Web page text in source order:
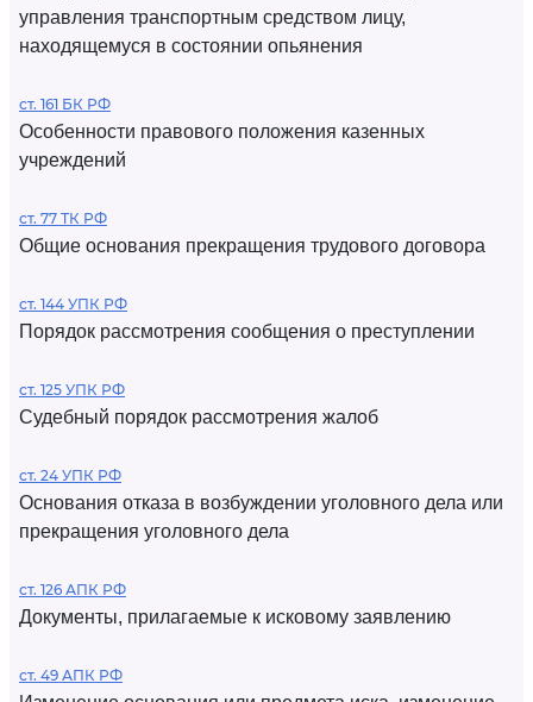
управления транспортным средством лицу,
находящемуся в состоянии опьянения
ст. 161 БК РФ
Особенности правового положения казенных
учреждений
ст. 77 ТК РФ
Общие основания прекращения трудового договора
ст. 144 УПК РФ
Порядок рассмотрения сообщения о преступлении
ст. 125 УПК РФ
Судебный порядок рассмотрения жалоб
ст. 24 УПК РФ
Основания отказа в возбуждении уголовного дела или
прекращения уголовного дела
ст. 126 АПК РФ
Документы, прилагаемые к исковому заявлению
ст. 49 АПК РФ